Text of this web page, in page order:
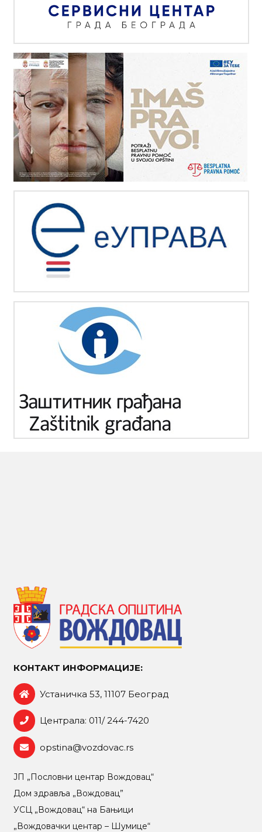
КОНТАКТ ИНФОРМАЦИЈЕ:
Устаничка 53, 11107 Београд
Централа: 011/ 244-7420
opstina@vozdovac.rs
ЈП „Пословни центар Вождовац“
Дом здравља „Вождовац”
УСЦ „Вождовац“ на Бањици
„Вождовачки центар – Шумице“